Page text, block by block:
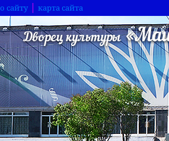
сайту карта сайта